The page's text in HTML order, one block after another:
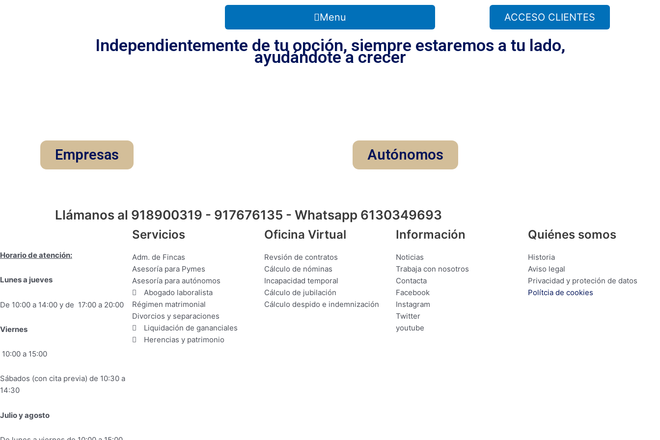
Menu ACCESO CLIENTES
Independientemente de tu opción, siempre estaremos a tu lado,
ayudándote a crecer
Empresas Autónomos
Llámanos al 918900319 - 917676135 - Whatsapp 6130349693
Horario de atención:
Lunes a jueves
De 10:00 a 14:00 y de 17:00 a 20:00
Viernes
10:00 a 15:00
Sábados (con cita previa) de 10:30 a
14:30
Julio y agosto
Servicios
Adm. de Fincas
Asesoría para Pymes
Asesoría para autónomos
Abogado laboralista
Régimen matrimonial
Divorcios y separaciones
Liquidación de gananciales
Herencias y patrimonio
Oficina Virtual
Revsión de contratos
Cálculo de nóminas
Incapacidad temporal
Cálculo de jubilación
Cálculo despido e indemnización
Información
Noticias
Trabaja con nosotros
Contacta
Facebook
Instagram
Twitter
youtube
Quiénes somos
Historia
Aviso legal
Privacidad y proteción de datos
Polítcia de cookies